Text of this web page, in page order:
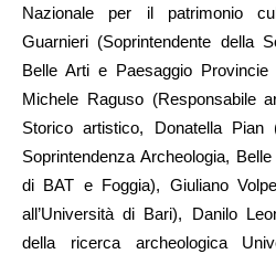
Nazionale per il patrimonio
Guarnieri (Soprintendente della
Belle Arti e Paesaggio
Michele Raguso (Responsabile
Storico artistico, Donatella Pian
Soprintendenza Archeologia,
di BAT e Foggia), Giuliano
all’Università di Bari), Danilo
della ricerca archeologica